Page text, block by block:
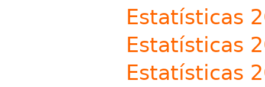
Estatísticas
Estatísticas
Estatísticas